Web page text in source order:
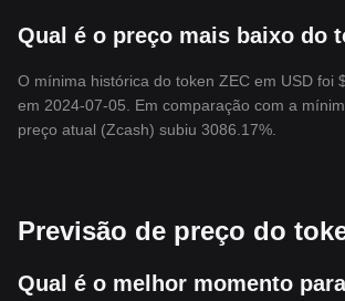
Qual é o preço mais baixo do
O mínima histórica do token ZEC em USD foi
em 2024-07-05. Em comparação com a
preço atual (Zcash) subiu 3086.17%.
Previsão de preço do
Qual é o melhor momento